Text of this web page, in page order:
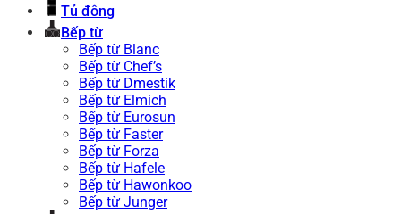
Tủ đông
Bếp từ
Bếp từ Blanc
Bếp từ Chef’s
Bếp từ Dmestik
Bếp từ Elmich
Bếp từ Eurosun
Bếp từ Faster
Bếp từ Forza
Bếp từ Hafele
Bếp từ Hawonkoo
Bếp từ Junger